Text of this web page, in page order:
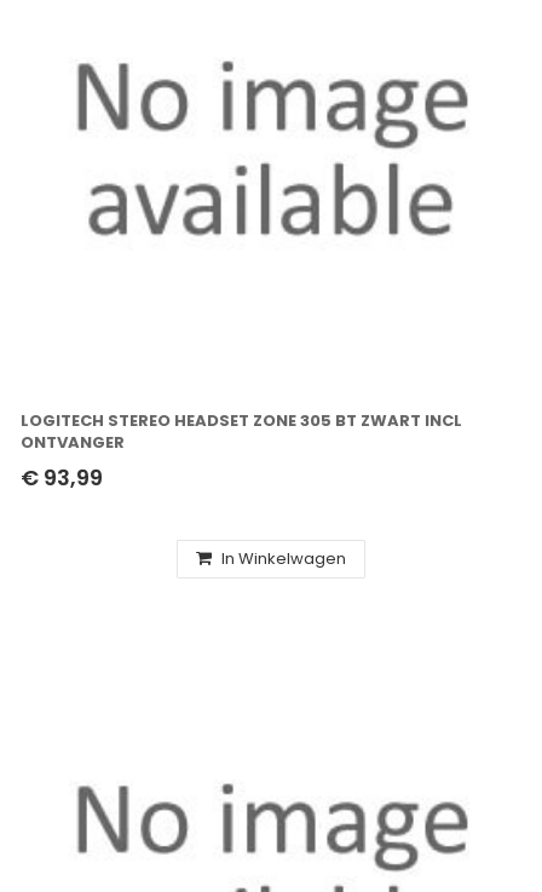
LOGITECH STEREO HEADSET ZONE 305 BT ZWART INCL
ONTVANGER
€ 93,99
In Winkelwagen